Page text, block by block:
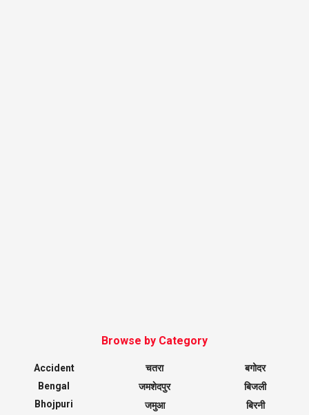
Browse by Category
Accident
Bengal
Bhojpuri
चतरा
जमशेदपुर
जमुआ
बगोदर
बिजली
बिरनी